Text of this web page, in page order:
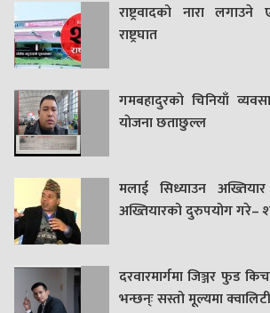
राष्ट्रवादको नारा
राष्ट्रघात
गमबहादुरकाे चिनियाँ
याेजना छताछुल्ल
मलाई सिध्याउन
अख्तियारको दुरुपयोग गरे–
दरवारमार्गमा जिञ्जर फुड
भन्छन्ः सस्तो मूल्यमा